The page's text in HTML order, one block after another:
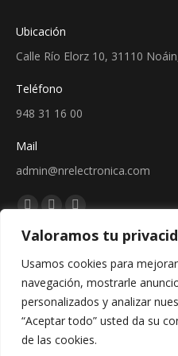
Valoramos tu
Usamos cookies para
navegación, mostrarle
personalizados y analizar
“Aceptar todo” usted da su
de las cookies.
Ubicación
Calle Río Elorz 10, 31110
Teléfono
948 31 16 00
Mail
admin@nrelectronica.com
Encuéntranos en:
Facebook
page
new
window
Linkedin
page
new
window
Instagram
page
new
window